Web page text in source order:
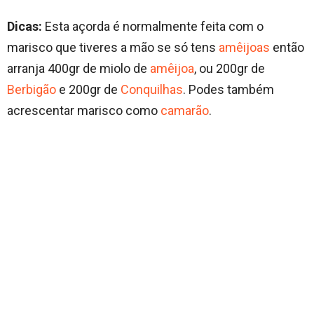
Dicas: Esta açorda é normalmente feita com o
marisco que tiveres a mão se só tens amêijoas então
arranja 400gr de miolo de amêijoa, ou 200gr de
Berbigão e 200gr de Conquilhas. Podes também
acrescentar marisco como camarão.